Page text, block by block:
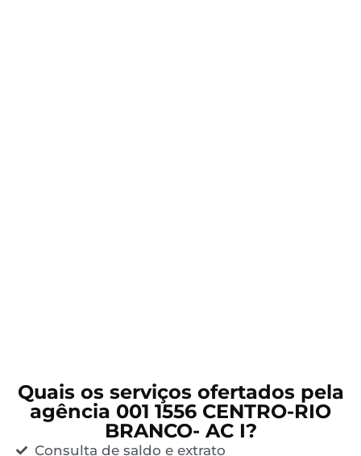
Quais os serviços ofertados pela
agência 001 1556 CENTRO-RIO
BRANCO- AC I?
Consulta de saldo e extrato